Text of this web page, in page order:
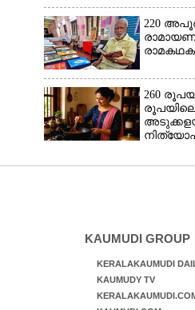
രാഗേഷ്
220
260
KAUMUDI GROUP
KERALAKAUMUDI
KAUMUDY TV